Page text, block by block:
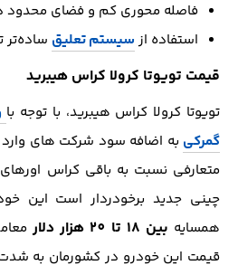
فاصله محوری کم و فضای محدود
استفاده ازسیستم تعلیق ساده‌تر
قیمت تویوتا کرولا کراس هیبرید
تویوتا کرولا کراس هیبرید، با توجه با
گمرکی به اضافه سود شرکت های وارد
متعارفی نسبت به باقی کراس
چینی جدید برخودردار است این
همسایه بین 18 تا 20 هزار دلار
قیمت این خودرو در کشورمان به